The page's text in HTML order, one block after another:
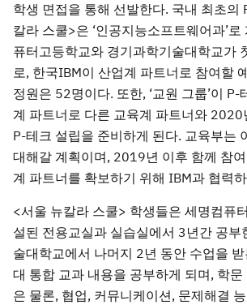
학생 면접을 통해 선발한다. 국내 최초의
칼라 스쿨>은 ‘인공지능소프트웨어과’로
퓨터고등학교와 경기과학기술대학교가
로, 한국IBM이 산업계 파트너로 참여할
정원은 52명이다. 또한, ‘교원 그룹’이 P-
계 파트너로 다른 교육계 파트너와 2020
P-테크 설립을 준비하게 된다. 교육부는
대해갈 계획이며, 2019년 이후 함께 참
계 파트너를 확보하기 위해 IBM과 협력
<서울 뉴칼라 스쿨> 학생들은 세명컴퓨
설된 전용교실과 실습실에서 3년간 공부
술대학교에서 나머지 2년 동안 수업을
대 통합 교과 내용을 공부하게 되며, 학
은 물론, 협업, 커뮤니케이션, 문제해결